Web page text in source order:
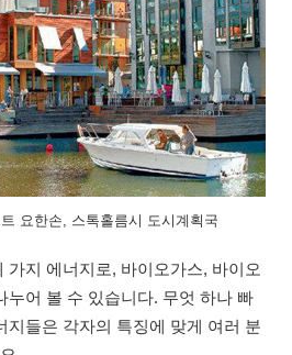
요한손, 스톡홀름시 도시계획국
가지 에너지로, 바이오가스, 바이오
누어 볼 수 있습니다. 무엇 하나 빠
지들은 각자의 특징에 맞게 여러 분